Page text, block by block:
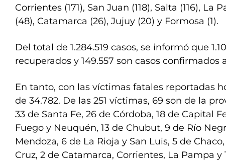
Corrientes (171), San Juan (118), Salta (116), La
(48), Catamarca (26), Jujuy (20) y Formosa (1).
Del total de 1.284.519 casos, se informó que
recuperados y 149.557 son casos confirmados
En tanto, con las víctimas fatales reportadas
de 34.782. De las 251 víctimas, 69 son de la
33 de Santa Fe, 26 de Córdoba, 18 de Capital
Fuego y Neuquén, 13 de Chubut, 9 de Río
Mendoza, 6 de La Rioja y San Luis, 5 de
Cruz, 2 de Catamarca, Corrientes, La Pampa y